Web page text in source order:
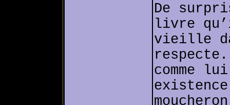
De
livre
vieille
comme